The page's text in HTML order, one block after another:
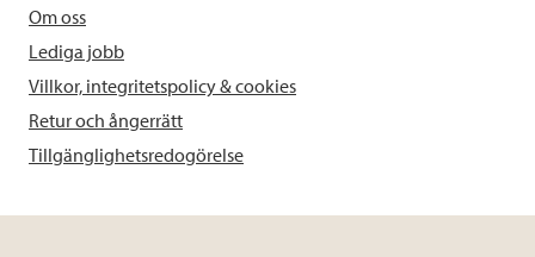
Om oss
Lediga jobb
Villkor, integritetspolicy & cookies
Retur och ångerrätt
Tillgänglighetsredogörelse